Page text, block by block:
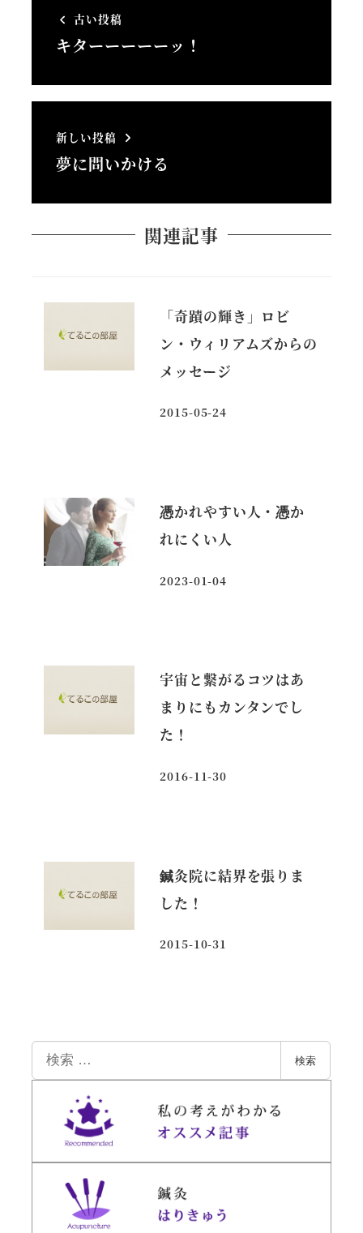
古い投稿
キターーーーーッ！
新しい投稿
夢に問いかける
関連記事
「奇蹟の輝き」ロビ
ン・ウィリアムズからの
メッセージ
投稿日
2015-05-24
憑かれやすい人・憑か
れにくい人
投稿日
2023-01-04
宇宙と繋がるコツはあ
まりにもカンタンでし
た！
投稿日
2016-11-30
鍼灸院に結界を張りま
した！
投稿日
2015-10-31
索
検索